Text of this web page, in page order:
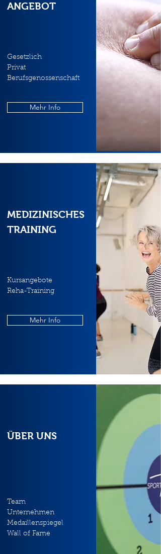
ANGEBOT
Gesetzlich
Privat
Berufsgenossenschaft
Mehr Info
MEDIZINISCHES
TRAINING
Kursangebote
Reha-Training
Mehr Info
ÜBER UNS
Team
Unternehmen
Medaillenspiegel
Wall of Fame